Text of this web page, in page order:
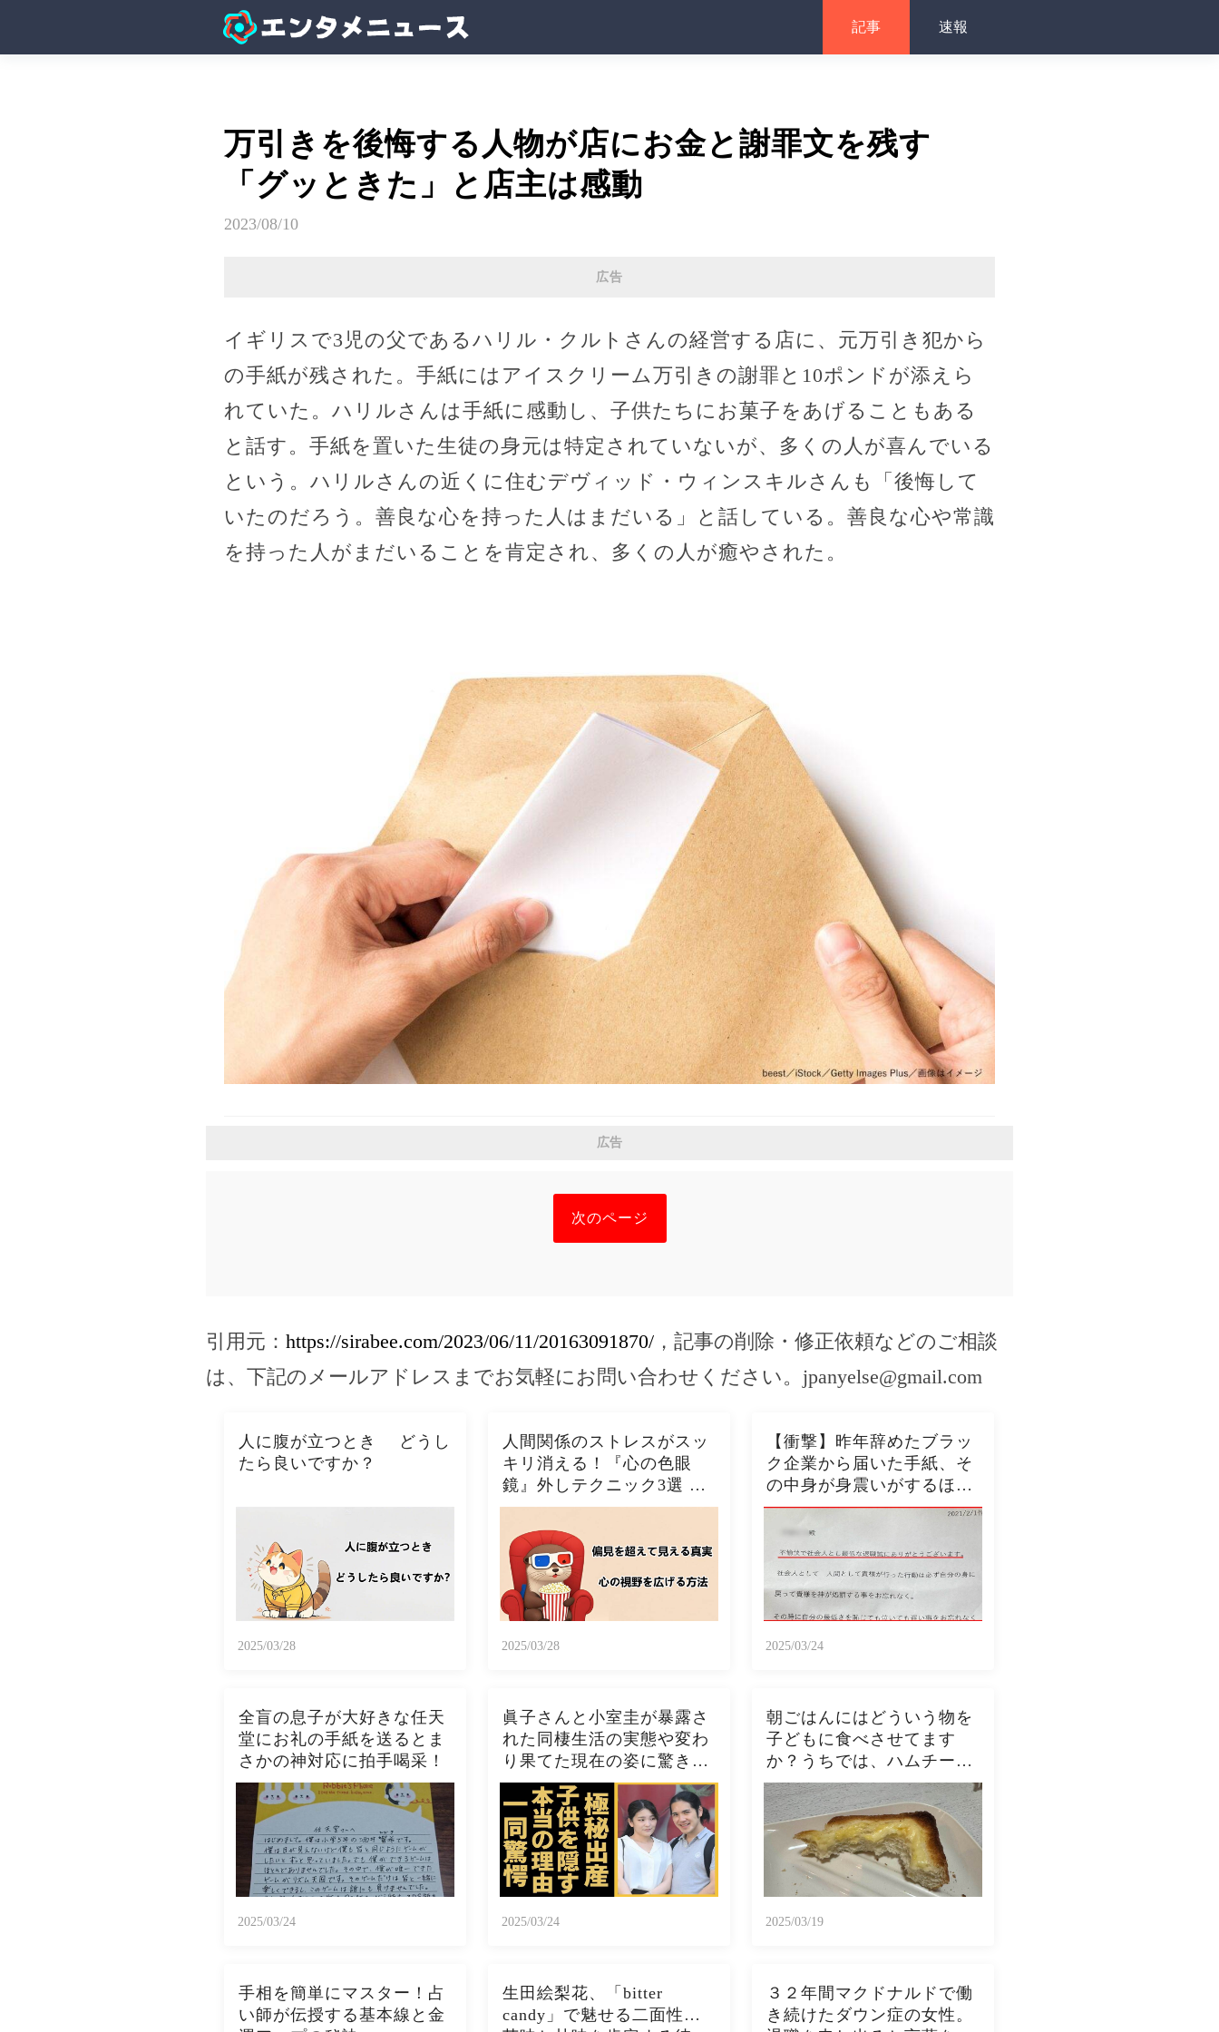
記事 速報
万引きを後悔する人物が店にお金と謝罪文を残す
「グッときた」と店主は感動
2023/08/10
広告
イギリスで3児の父であるハリル・クルトさんの経営する店に、元万引き犯から
の手紙が残された。手紙にはアイスクリーム万引きの謝罪と10ポンドが添えら
れていた。ハリルさんは手紙に感動し、子供たちにお菓子をあげることもある
と話す。手紙を置いた生徒の身元は特定されていないが、多くの人が喜んでいる
という。ハリルさんの近くに住むデヴィッド・ウィンスキルさんも「後悔して
いたのだろう。善良な心を持った人はまだいる」と話している。善良な心や常識
を持った人がまだいることを肯定され、多くの人が癒やされた。
広告
次のページ
引用元： https://sirabee.com/2023/06/11/20163091870/ ，記事の削除・修正依頼などのご相談
は、下記のメールアドレスまでお気軽にお問い合わせください。 jpanyelse@gmail.com
人に腹が立つとき どうし
たら良いですか？
2025/03/28
人間関係のストレスがスッ
キリ消える！『心の色眼
鏡』外しテクニック3選 今
日から視界クリアになるた
った！！🦦✨
2025/03/28
【衝撃】昨年辞めたブラッ
ク企業から届いた手紙、そ
の中身が身震いがするほど
の酷い内容だった…...
2025/03/24
全盲の息子が大好きな任天
堂にお礼の手紙を送るとま
さかの神対応に拍手喝采！
2025/03/24
眞子さんと小室圭が暴露さ
れた同棲生活の実態や変わ
り果てた現在の姿に驚きを
隠さない...秋篠宮家の長女
がアメリカで極秘出産の真
相や暴露されたヤバいO癖
に言葉を失う...
2025/03/24
朝ごはんにはどういう物を
子どもに食べさせてます
か？うちでは、ハムチーズ
トースト、ジャムトース
ト、ピーナッツバタートー
ストをよく作ります。やっ
ぱこんなんダメよね…
2025/03/19
手相を簡単にマスター！占
い師が伝授する基本線と金
生田絵梨花、「bitter
candy」で魅せる二面性…
３２年間マクドナルドで働
き続けたダウン症の女性。